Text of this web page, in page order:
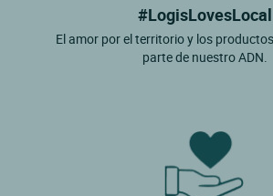
#LogisLovesLocal
El amor por el territorio y los
parte de nuestro ADN.